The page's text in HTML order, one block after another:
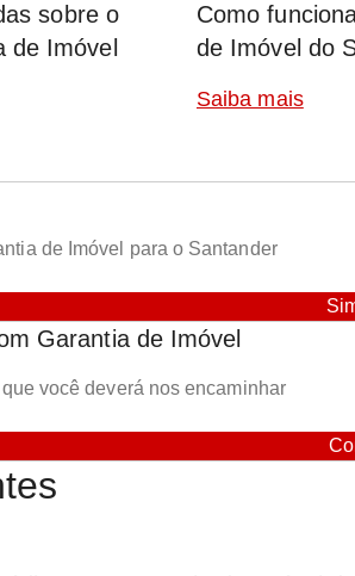
sobre o
de Imóvel
Como
de Imóvel do
Saiba mais
de Imóvel para o Santander
Garantia de Imóvel
você deverá nos encaminhar